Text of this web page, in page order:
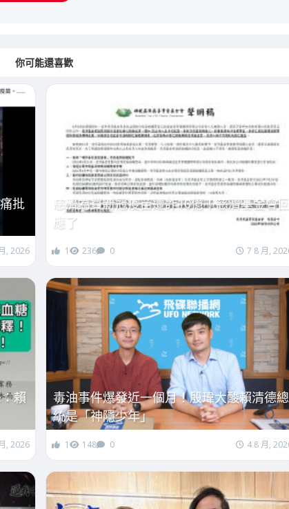
你可能還喜歡
批
, 2026
慈濟為買新冠疫苗遭詐10億！慈濟基金會回
應了
1 236 0 7 8 月,
賴
, 2026
毒油事件爆發近一個月！殷瑋大酸賴清德總
統是「神隱少年」
1 148 0 4 8 月,